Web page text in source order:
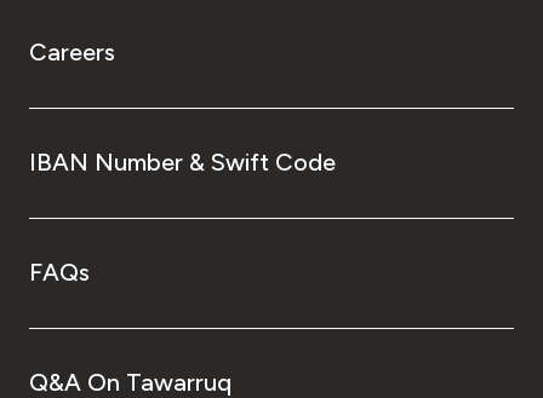
Careers
IBAN Number & Swift Code
FAQs
Q&A On Tawarruq